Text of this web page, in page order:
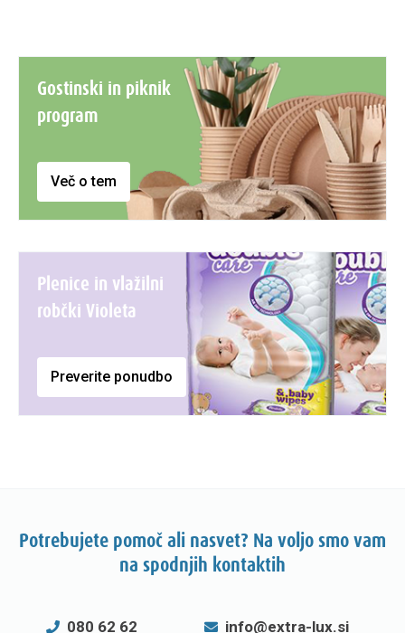
Gostinski in piknik
program
Več o tem
Plenice in vlažilni
robčki Violeta
Preverite ponudbo
Potrebujete pomoč ali nasvet? Na voljo smo vam
na spodnjih kontaktih
080 62 62 info@extra-lux.si